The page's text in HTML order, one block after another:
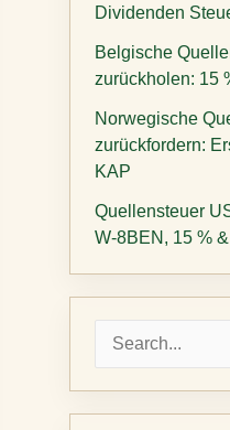
Dividenden
Belgische
zurückholen: 15
Norwegische
zurückfordern:
KAP
Quellensteuer
W-8BEN, 15 %